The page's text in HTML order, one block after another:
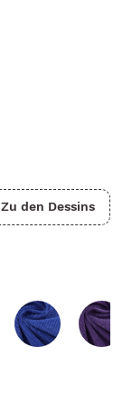
Zu den Dessins